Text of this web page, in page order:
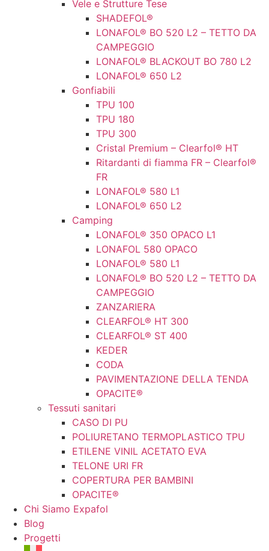
Vele e Strutture Tese
SHADEFOL®
LONAFOL® BO 520 L2 – TETTO DA
CAMPEGGIO
LONAFOL® BLACKOUT BO 780 L2
LONAFOL® 650 L2
Gonfiabili
TPU 100
TPU 180
TPU 300
Cristal Premium – Clearfol® HT
Ritardanti di fiamma FR – Clearfol®
FR
LONAFOL® 580 L1
LONAFOL® 650 L2
Camping
LONAFOL® 350 OPACO L1
LONAFOL 580 OPACO
LONAFOL® 580 L1
LONAFOL® BO 520 L2 – TETTO DA
CAMPEGGIO
ZANZARIERA
CLEARFOL® HT 300
CLEARFOL® ST 400
KEDER
CODA
PAVIMENTAZIONE DELLA TENDA
OPACITE®
Tessuti sanitari
CASO DI PU
POLIURETANO TERMOPLASTICO TPU
ETILENE VINIL ACETATO EVA
TELONE URI FR
COPERTURA PER BAMBINI
OPACITE®
Chi Siamo Expafol
Blog
Progetti